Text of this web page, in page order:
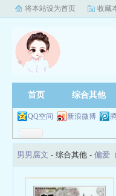
将本站设为首页 收藏
首页 综合其他
QQ空间 新浪微博
男男腐文 - 综合其他 - 偏爱